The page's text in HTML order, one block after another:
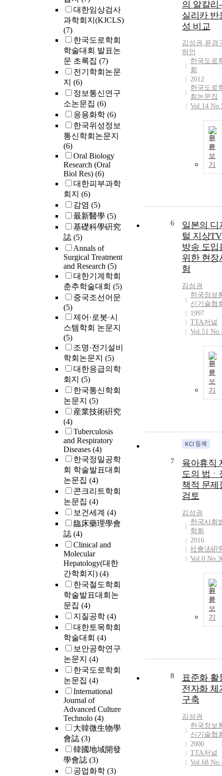
대한임상검사
과학회지(KJCLS)
(7)
한국도로학회
학술대회 발표논
문 초록집 (7)
전기학회논문
지 (6)
정보통신연구
소논문집 (6)
응용화학 (6)
한국위성정보
통신학회논문지
(6)
Oral Biology
Research (Oral
Biol Res) (6)
대한피부과학
회지 (6)
감염 (5)
最新醫學 (5)
基礎科學硏究
誌 (5)
Annals of
Surgical Treatment
and Research (5)
대한기계학회
춘추학술대회 (5)
중국조선어문
(5)
제어·로봇·시
스템학회 논문지
(5)
조명·전기설비
학회논문지 (5)
대한응급의학
회지 (5)
한국통신학회
논문지 (5)
産業技術硏究
(4)
Tuberculosis
and Respiratory
Diseases (4)
한국정밀공학
회 학술발표대회
논문집 (4)
콘크리트학회
논문집 (4)
보건세계 (4)
臨床藥理學會
誌 (4)
Clinical and
Molecular
Hepatology(대한
간학회지) (4)
한국철도학회
학술발표대회논
문집 (4)
지질공학 (4)
대한토목학회
학술대회 (4)
보안공학연구
논문지 (4)
한국도로학회
논문집 (4)
International
Journal of
Advanced Culture
Technolo (4)
大韓微生物學
會誌 (3)
韓國地域開發
學會誌 (3)
공업화학 (3)
의 알칼리-
실리카 반
성 비교
김성권 ,윤경
허인
한국도로
회
2012
한국도로
회논문집
Vol.14
원
문
보
기
6
일본의 디
털 지상TV
방송 도입
위한 현장
험
김성권
한국정보
신기술협
1997
TTA저널
Vol.51
원
문
보
기
7
육아휴직
도의 법ㆍ
책적 문제
검토
김성권
한국사회
학회
2016
社會法硏
Vol.0
원
문
보
기
8
표준화 활
전자화 체
구축
김성권
한국정보
신기술협
2000
TTA저널
Vol.68